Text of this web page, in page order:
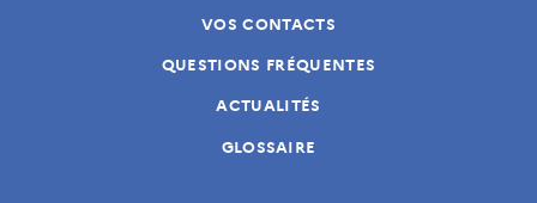
VOS CONTACTS
QUESTIONS FRÉQUENTES
ACTUALITÉS
GLOSSAIRE